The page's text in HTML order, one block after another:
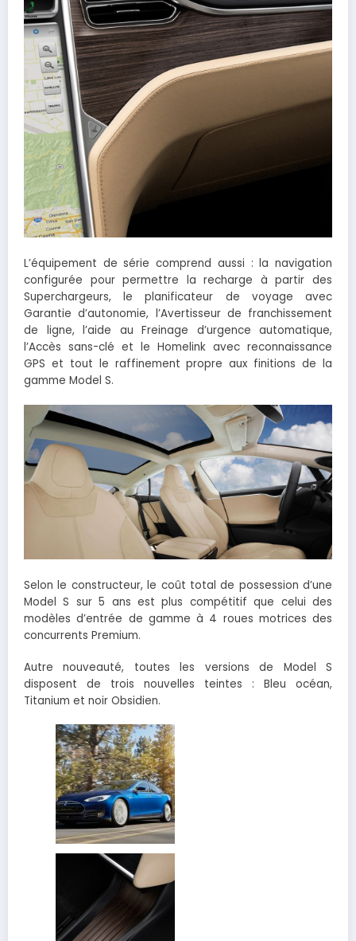
L’équipement de série comprend aussi : la navigation
configurée pour permettre la recharge à partir des
Superchargeurs, le planificateur de voyage avec
Garantie d’autonomie, l’Avertisseur de franchissement
de ligne, l’aide au Freinage d’urgence automatique,
l’Accès sans-clé et le Homelink avec reconnaissance
GPS et tout le raffinement propre aux finitions de la
gamme Model S.
Selon le constructeur, le coût total de possession d’une
Model S sur 5 ans est plus compétitif que celui des
modèles d’entrée de gamme à 4 roues motrices des
concurrents Premium.
Autre nouveauté, toutes les versions de Model S
disposent de trois nouvelles teintes : Bleu océan,
Titanium et noir Obsidien.